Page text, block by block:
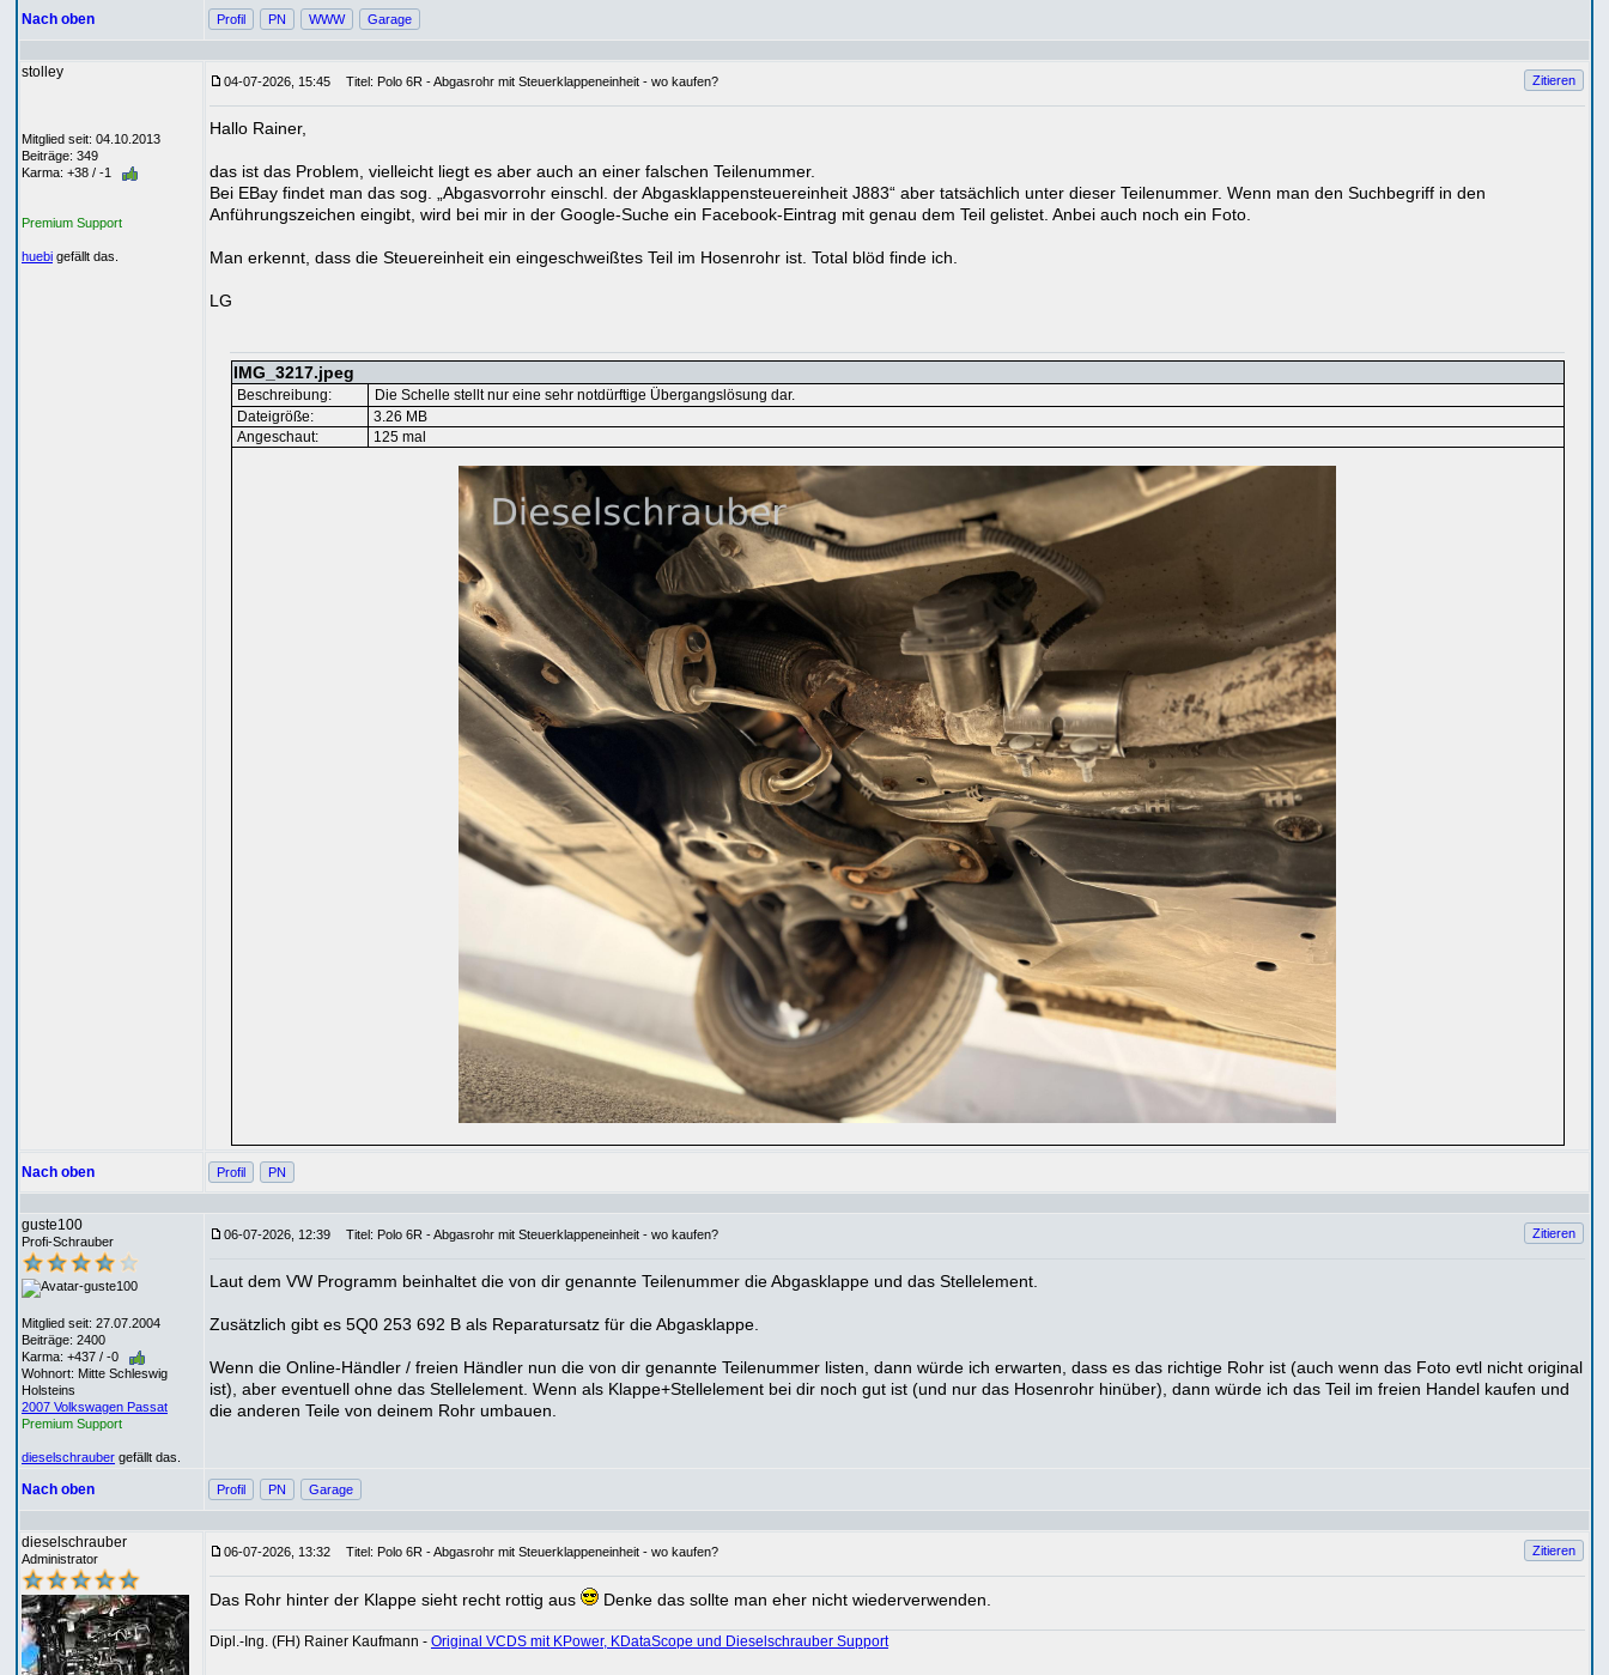
Nach oben Profil PN WWW Garage
stolley
Mitglied seit: 04.10.2013
Beiträge: 349
Karma: +38 / -1
Premium Support
huebi gefällt das.
04-07-2026, 15:45 Titel: Polo 6R - Abgasrohr mit Steuerklappeneinheit - wo kaufen? Zitieren
Hallo Rainer,
das ist das Problem, vielleicht liegt es aber auch an einer falschen Teilenummer.
Bei EBay findet man das sog. „Abgasvorrohr einschl. der Abgasklappensteuereinheit J883“ aber tatsächlich unter dieser Teilenummer. Wenn man den Suchbegriff in den
Anführungszeichen eingibt, wird bei mir in der Google-Suche ein Facebook-Eintrag mit genau dem Teil gelistet. Anbei auch noch ein Foto.
Man erkennt, dass die Steuereinheit ein eingeschweißtes Teil im Hosenrohr ist. Total blöd finde ich.
LG
IMG_3217.jpeg
Beschreibung:
Die Schelle stellt nur eine sehr notdürftige Übergangslösung dar.
Dateigröße:
3.26 MB
Angeschaut:
125 mal
Nach oben Profil PN
guste100
Profi-Schrauber
Mitglied seit: 27.07.2004
Beiträge: 2400
Karma: +437 / -0
Wohnort: Mitte Schleswig
Holsteins
2007 Volkswagen Passat
Premium Support
dieselschrauber gefällt das.
06-07-2026, 12:39 Titel: Polo 6R - Abgasrohr mit Steuerklappeneinheit - wo kaufen? Zitieren
Laut dem VW Programm beinhaltet die von dir genannte Teilenummer die Abgasklappe und das Stellelement.
Zusätzlich gibt es 5Q0 253 692 B als Reparatursatz für die Abgasklappe.
Wenn die Online-Händler / freien Händler nun die von dir genannte Teilenummer listen, dann würde ich erwarten, dass es das richtige Rohr ist (auch wenn das Foto evtl nicht original
ist), aber eventuell ohne das Stellelement. Wenn als Klappe+Stellelement bei dir noch gut ist (und nur das Hosenrohr hinüber), dann würde ich das Teil im freien Handel kaufen und
die anderen Teile von deinem Rohr umbauen.
Nach oben Profil PN Garage
dieselschrauber
Administrator 06-07-2026, 13:32 Titel: Polo 6R - Abgasrohr mit Steuerklappeneinheit - wo kaufen? Zitieren
Das Rohr hinter der Klappe sieht recht rottig aus Denke das sollte man eher nicht wiederverwenden.
Dipl.-Ing. (FH) Rainer Kaufmann - Original VCDS mit KPower, KDataScope und Dieselschrauber Support